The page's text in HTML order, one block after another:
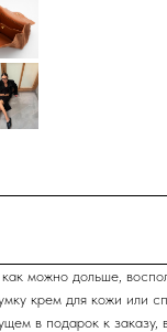
можно дольше,
крем для кожи или
в подарок к заказу,